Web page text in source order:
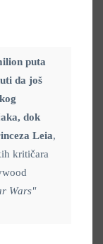
puta
da još
dok
Leia,
kritičara
Wars"